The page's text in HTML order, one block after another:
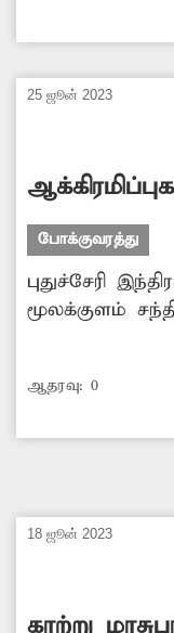
விநாயகமூர்த்தி,
25 ஜூன் 2023
நெரிசல்
போக்குவரத்து
புதுச்சேரி
மூலக்குளம்
புறமும்
போக்குவரத்து
நேரங்களில்
விபத்தை
ஆதரவு: 0
18 ஜூன் 2023
காற்று